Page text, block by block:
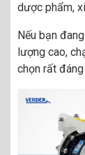
dược phẩm,
Nếu bạn
lượng cao,
chọn rất